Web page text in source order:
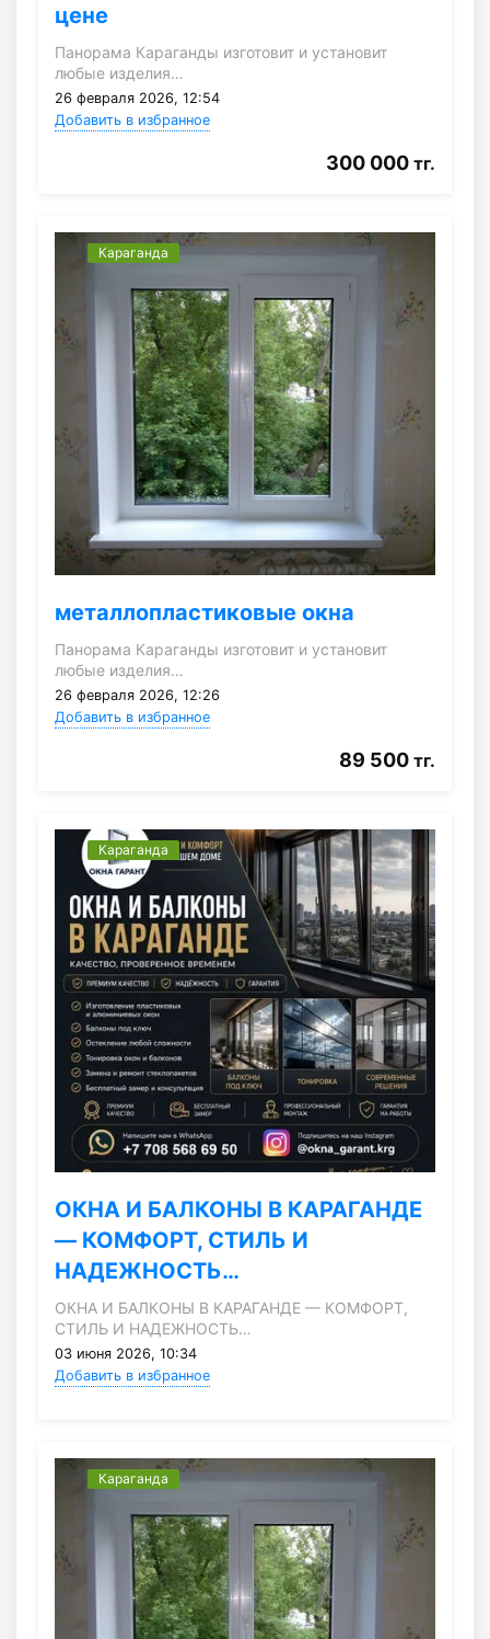
цене
Панорама Караганды изготовит и установит
любые изделия…
26 февраля 2026, 12:54
Добавить в избранное
300 000 тг.
Караганда
металлопластиковые окна
Панорама Караганды изготовит и установит
любые изделия…
26 февраля 2026, 12:26
Добавить в избранное
89 500 тг.
Караганда
ОКНА И БАЛКОНЫ В КАРАГАНДЕ
— КОМФОРТ, СТИЛЬ И
НАДЕЖНОСТЬ…
ОКНА И БАЛКОНЫ В КАРАГАНДЕ — КОМФОРТ,
СТИЛЬ И НАДЕЖНОСТЬ…
03 июня 2026, 10:34
Добавить в избранное
Караганда